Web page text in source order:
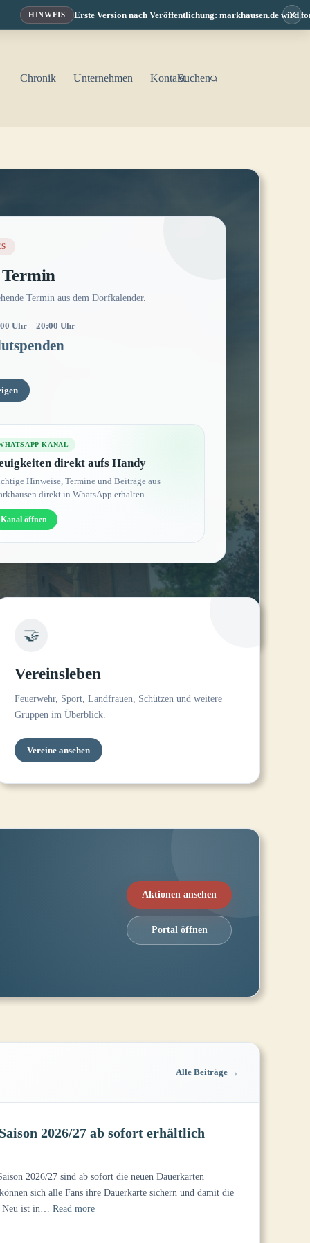
Erste Version nach Veröffentlichung: markhausen.de wird ×
Chronik Unternehmen KontaktSuchen
Termin aus dem Dorfkalender.
Uhr– 20:00 Uhr
KANAL
direkt aufs Handy
Hinweise, Termine und Beiträge aus
direkt in WhatsApp erhalten.
Kanal öffnen
🤝
Vereinsleben
Feuerwehr, Sport, Landfrauen, Schützen und weitere
Gruppen im Überblick.
Vereine ansehen
Aktionen ansehen
Portal öffnen
Alle Beiträge →
2026/27 ab sofort erhältlich
2026/27 sind ab sofort die neuen Dauerkarten
sich alle Fans ihre Dauerkarte sichern und damit die
Neu ist in… Read more: